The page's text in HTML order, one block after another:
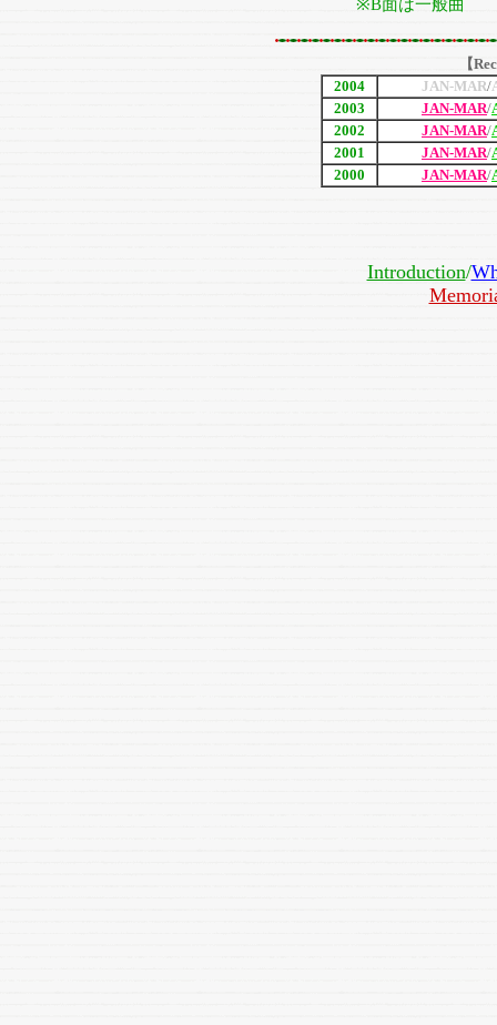
※B面は一般曲
【
2004
JAN-MAR/
2003
JAN-MAR/
2002
JAN-MAR/
2001
JAN-MAR/
2000
JAN-MAR/
Introduction/